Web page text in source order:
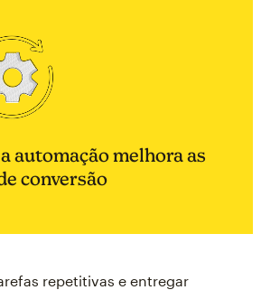
automação melhora as
conversão
repetitivas e entregar